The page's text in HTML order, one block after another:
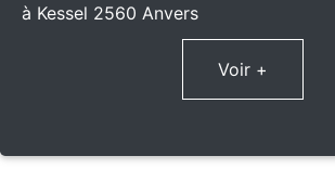
à Kessel 2560 Anvers
Voir +